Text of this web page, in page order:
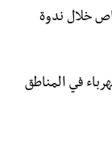
خلال ندوة
في المناطق